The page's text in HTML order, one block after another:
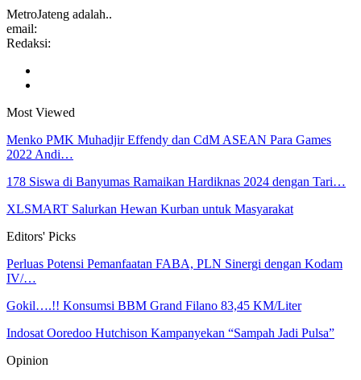
MetroJateng adalah..
email:
Redaksi:
Most Viewed
Menko PMK Muhadjir Effendy dan CdM ASEAN Para Games
2022 Andi…
178 Siswa di Banyumas Ramaikan Hardiknas 2024 dengan Tari…
XLSMART Salurkan Hewan Kurban untuk Masyarakat
Editors' Picks
Perluas Potensi Pemanfaatan FABA, PLN Sinergi dengan Kodam
IV/…
Gokil….!! Konsumsi BBM Grand Filano 83,45 KM/Liter
Indosat Ooredoo Hutchison Kampanyekan “Sampah Jadi Pulsa”
Opinion